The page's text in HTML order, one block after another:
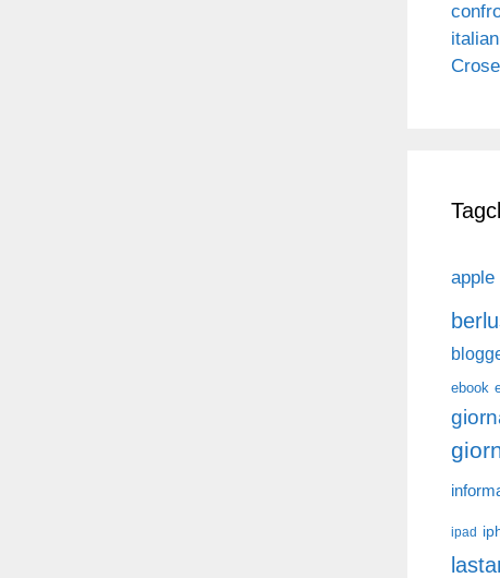
apple
ebook
ipad